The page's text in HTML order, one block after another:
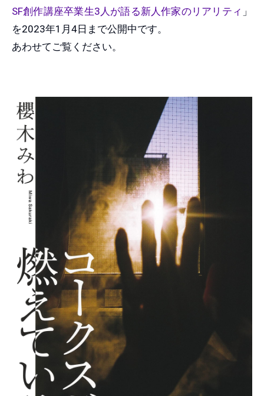
SF創作講座卒業生3人が語る新人作家のリアリティ 」
を2023年1月4日まで公開中です。
あわせてご覧ください。